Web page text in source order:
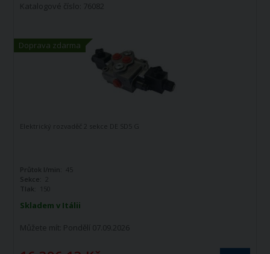
Doprava zdarma
Katalogové číslo: 76082
Skladem v Itálii
Můžete mít: Pondělí 07.09.2026
Elektrický rozvaděč 2 sekce DE SD5 G
Průtok l/min:
45
Sekce:
Tlak:
150